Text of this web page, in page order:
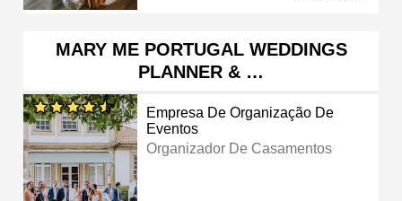
MARY ME PORTUGAL WEDDINGS
PLANNER & …
Empresa De Organização De
Eventos
Organizador De Casamentos